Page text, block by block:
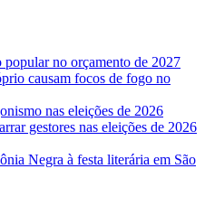
no orçamento de 2027
causam focos de fogo no
nas eleições de 2026
gestores nas eleições de 2026
Negra à festa literária em São